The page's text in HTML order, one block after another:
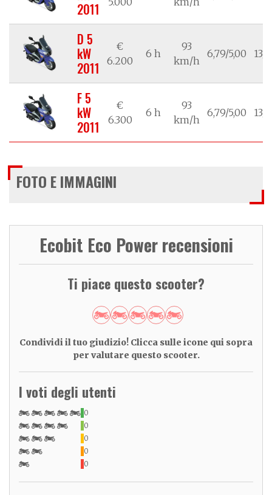
2011
D 5
kW
2011
€
6.200
6 h
93
km/h
6,79/5,00 13/
F 5
kW
2011
€
6.300
6 h
93
km/h
6,79/5,00 13/
FOTO E IMMAGINI
Ecobit Eco Power recensioni
Ti piace questo scooter?
Condividi il tuo giudizio! Clicca sulle icone qui sopra
per valutare questo scooter.
I voti degli utenti
0
0
0
0
0